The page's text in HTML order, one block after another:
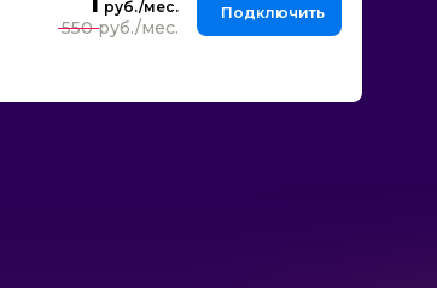
550
Подключить